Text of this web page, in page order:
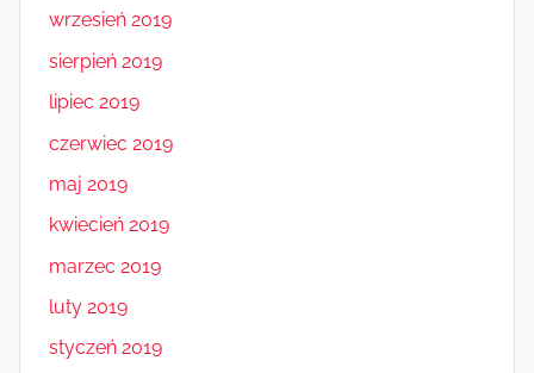
wrzesień 2019
sierpień 2019
lipiec 2019
czerwiec 2019
maj 2019
kwiecień 2019
marzec 2019
luty 2019
styczeń 2019